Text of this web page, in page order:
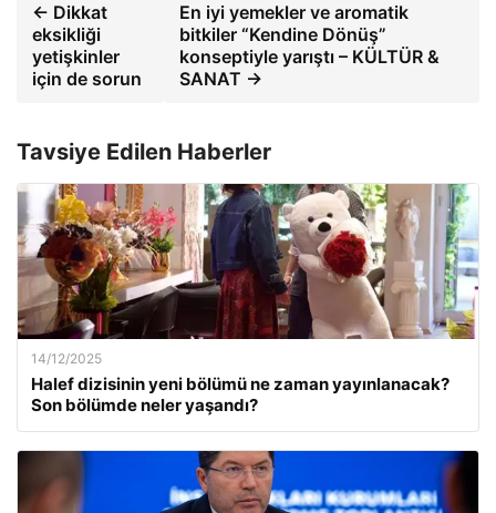
← Dikkat
eksikliği
yetişkinler
için de sorun
En iyi yemekler ve aromatik
bitkiler “Kendine Dönüş”
konseptiyle yarıştı – KÜLTÜR &
SANAT →
Tavsiye Edilen Haberler
14/12/2025
Halef dizisinin yeni bölümü ne zaman yayınlanacak?
Son bölümde neler yaşandı?